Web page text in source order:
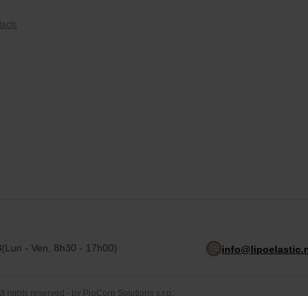
(Lun - Ven, 8h30 - 17h00)
rights reserved - by ProCorp Solutions s.r.o.